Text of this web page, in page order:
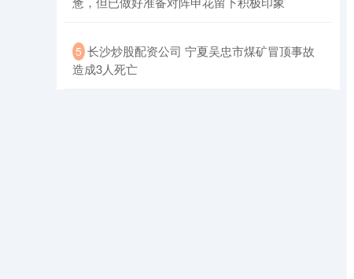
5 ​长沙炒股配资公司 宁夏吴忠市煤矿冒顶事故
造成3人死亡